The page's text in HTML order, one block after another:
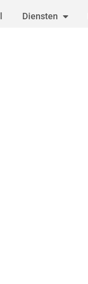
Diensten